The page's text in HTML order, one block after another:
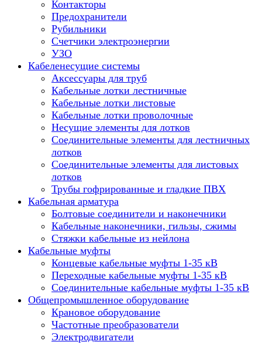
Контакторы
Предохранители
Рубильники
Счетчики электроэнергии
УЗО
Кабеленесущие системы
Аксессуары для труб
Кабельные лотки лестничные
Кабельные лотки листовые
Кабельные лотки проволочные
Несущие элементы для лотков
Соединительные элементы для лестничных
лотков
Соединительные элементы для листовых
лотков
Трубы гофрированные и гладкие ПВХ
Кабельная арматура
Болтовые соединители и наконечники
Кабельные наконечники, гильзы, сжимы
Стяжки кабельные из нейлона
Кабельные муфты
Концевые кабельные муфты 1-35 кВ
Переходные кабельные муфты 1-35 кВ
Соединительные кабельные муфты 1-35 кВ
Общепромышленное оборудование
Крановое оборудование
Частотные преобразователи
Электродвигатели